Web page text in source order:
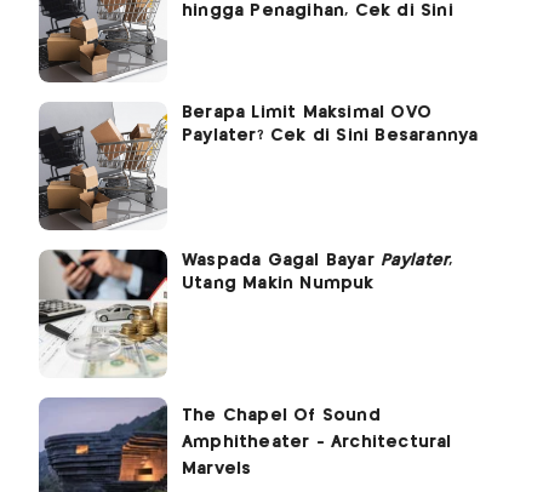
hingga Penagihan, Cek di Sini
Berapa Limit Maksimal OVO
Paylater? Cek di Sini Besarannya
Waspada Gagal Bayar Paylater,
Utang Makin Numpuk